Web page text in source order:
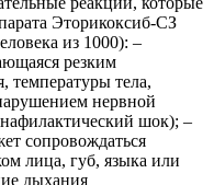
Эторикоксиб-СЗ
из 1000): ‒
резким
температуры тела,
нервной
шок); ‒
сопровождаться
лица, губ, языка или
дыхания